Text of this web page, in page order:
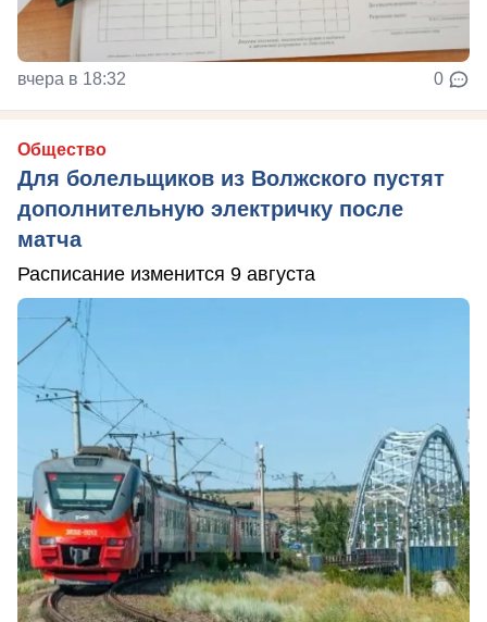
вчера в 18:32 0
Общество
Для болельщиков из Волжского пустят
дополнительную электричку после
матча
Расписание изменится 9 августа